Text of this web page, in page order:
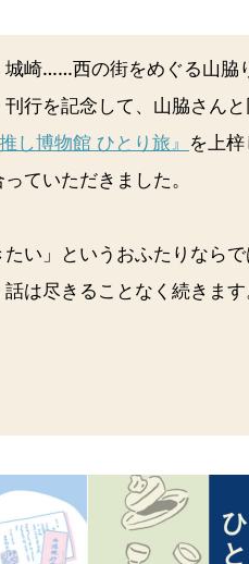
崎……西の街をめぐる山脇
行を記念して、山脇さん
推し博物館 ひとり旅』 を上
ていただきました。
い」というおふたりなら
は尽きることなく続きま